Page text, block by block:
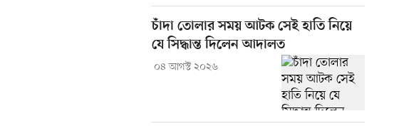
চাঁদা তোলার সময় আটক সেই হাতি নিয়ে
যে সিদ্ধান্ত দিলেন আদালত
০৪ আগস্ট ২০২৬